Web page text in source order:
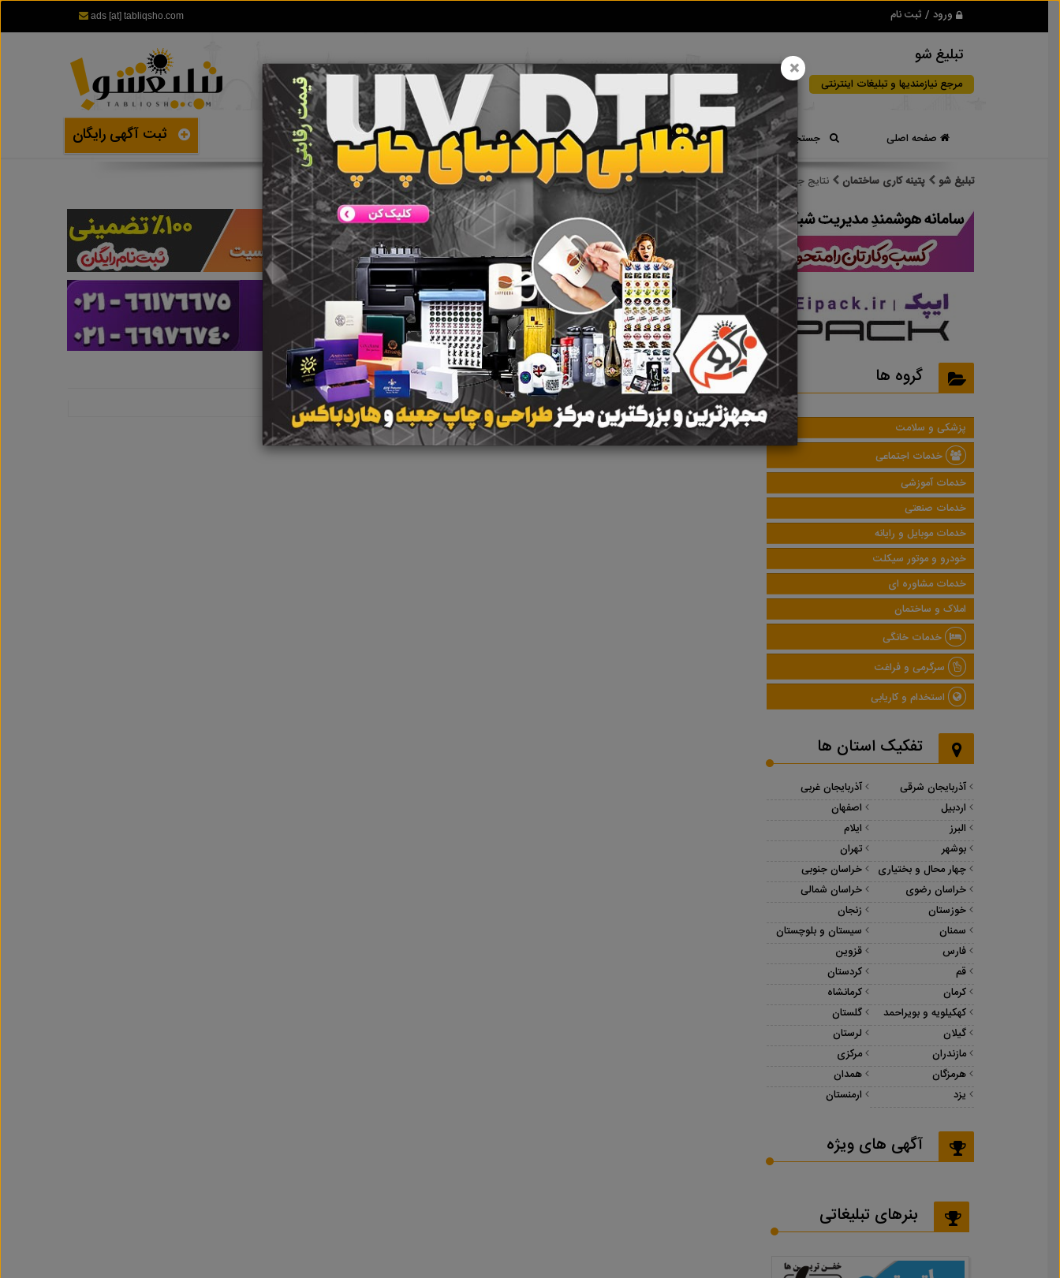
ورود / ثبت نام ads [at] tabliqsho.com
تبلیغ شو
مرجع نیازمندیها و تبلیغات اینترنتی
صفحه اصلی جستجوی سریع تعرفه آگهی ها خبرهای سایت تماس با ما ثبت آگهی رایگان
تبلیغ شو پتینه کاری ساختمان نتایج جستجو برای برچسبپتینه کاری ساختمان
نتایج جستجو برای برچسبپتینه کاری ساختمان گروه ها
پزشکی و سلامت
خدمات اجتماعی
خدمات آموزشی
خدمات صنعتی
خدمات موبایل و رایانه
خودرو و موتور سیکلت
خدمات مشاوره ای
املاک و ساختمان
خدمات خانگی
سرگرمی و فراغت
استخدام و کاریابی
تفکیک استان ها
آذربایجان شرقی
آذربایجان غربی
اردبیل
اصفهان
البرز
ایلام
بوشهر
تهران
چهار محال و بختیاری
خراسان جنوبی
خراسان رضوی
خراسان شمالی
خوزستان
زنجان
سمنان
سیستان و بلوچستان
فارس
قزوین
قم
کردستان
کرمان
کرمانشاه
کهکیلویه و بویراحمد
گلستان
گیلان
لرستان
مازندران
مرکزی
هرمزگان
همدان
یزد
ارمنستان
آگهی های ویژه
بنرهای تبلیغاتی
×